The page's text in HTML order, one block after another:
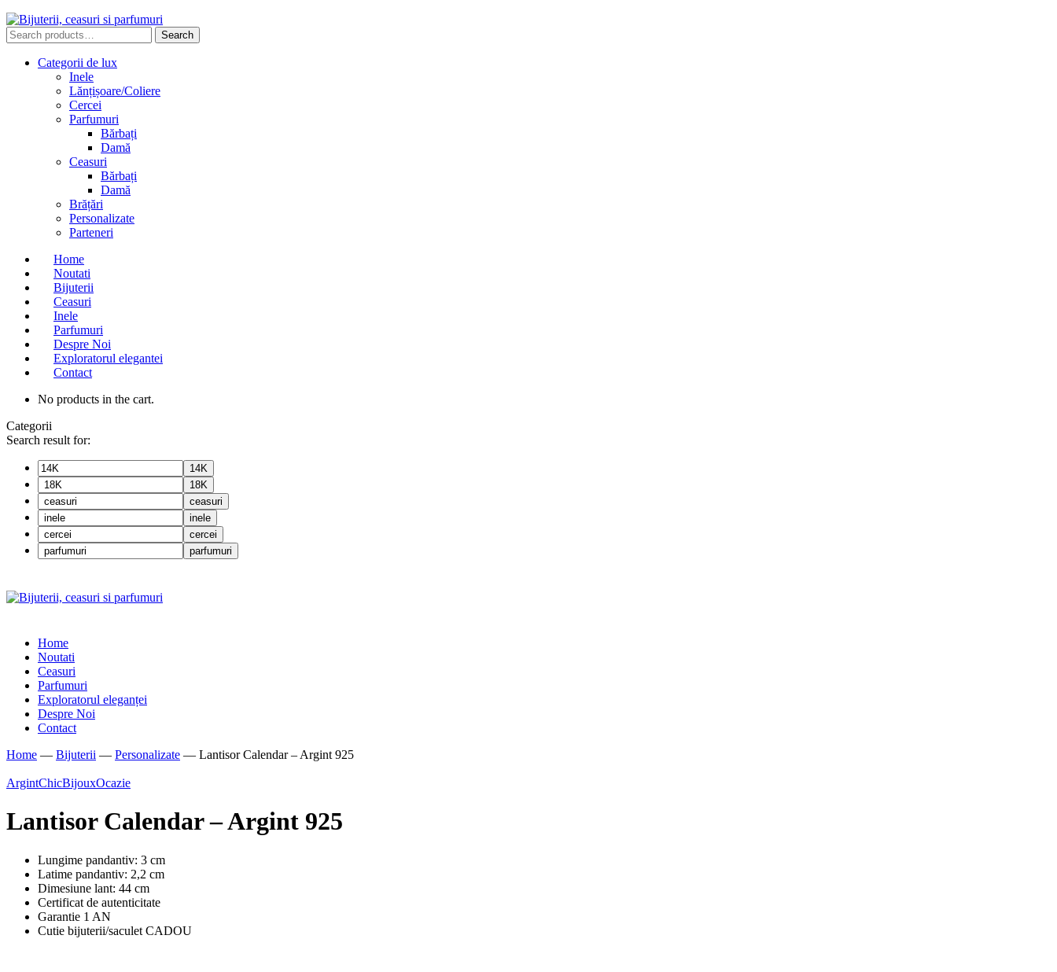
Search
for:
Search
Categorii de lux
Inele
Lănțișoare/Coliere
Cercei
Parfumuri
Bărbați
Damă
Ceasuri
Bărbați
Damă
Brățări
Personalizate
Parteneri
Home
Noutati
Bijuterii
Ceasuri
Inele
Parfumuri
Despre Noi
Exploratorul elegantei
Contact
No products in the cart.
Categorii
Search result for:
14K
18K
ceasuri
inele
cercei
parfumuri
Home
Noutati
Ceasuri
Parfumuri
Exploratorul eleganței
Despre Noi
Contact
Home — Bijuterii — Personalizate — Lantisor Calendar – Argint 925
ArgintChicBijouxOcazie
Lantisor Calendar – Argint 925
Lungime pandantiv: 3 cm
Latime pandantiv: 2,2 cm
Dimesiune lant: 44 cm
Certificat de autenticitate
Garantie 1 AN
Cutie bijuterii/saculet CADOU